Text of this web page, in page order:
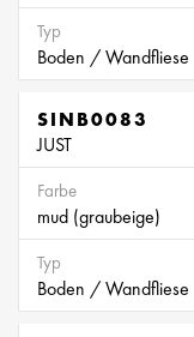
Typ
Boden / Wandfliese
SINB0083
JUST
Farbe
mud (graubeige)
Typ
Boden / Wandfliese